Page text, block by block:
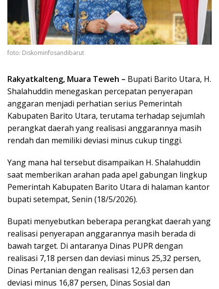
foto: Diskominfosandibarut
Rakyatkalteng, Muara Teweh – Bupati Barito Utara, H.
Shalahuddin menegaskan percepatan penyerapan
anggaran menjadi perhatian serius Pemerintah
Kabupaten Barito Utara, terutama terhadap sejumlah
perangkat daerah yang realisasi anggarannya masih
rendah dan memiliki deviasi minus cukup tinggi.
Yang mana hal tersebut disampaikan H. Shalahuddin
saat memberikan arahan pada apel gabungan lingkup
Pemerintah Kabupaten Barito Utara di halaman kantor
bupati setempat, Senin (18/5/2026).
Bupati menyebutkan beberapa perangkat daerah yang
realisasi penyerapan anggarannya masih berada di
bawah target. Di antaranya Dinas PUPR dengan
realisasi 7,18 persen dan deviasi minus 25,32 persen,
Dinas Pertanian dengan realisasi 12,63 persen dan
deviasi minus 16,87 persen, Dinas Sosial dan